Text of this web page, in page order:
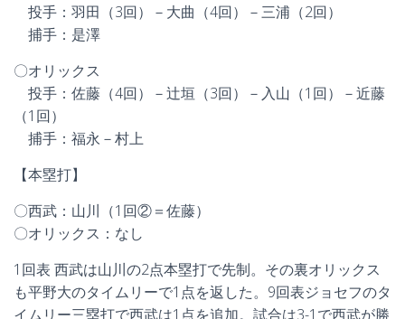
投手：羽田（3回）－大曲（4回）－三浦（2回）
捕手：是澤
〇オリックス
投手：佐藤（4回）－辻垣（3回）－入山（1回）－近藤
（1回）
捕手：福永－村上
【本塁打】
〇西武：山川（1回②＝佐藤）
〇オリックス：なし
1回表 西武は山川の2点本塁打で先制。その裏オリックス
も平野大のタイムリーで1点を返した。9回表ジョセフのタ
イムリー三塁打で西武は1点を追加。試合は3-1で西武が勝